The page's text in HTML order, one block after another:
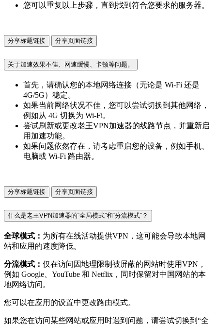
您可以重复以上步骤，直到找到符合您要求的服务器。
分享标题链接 分享页面链接
关于加速效果不佳、网速缓慢、卡顿等问题。
首先，请确认您的本地网络连接（无论是 Wi-Fi 还是
4G/5G）稳定。
如果当前网络状况不佳，您可以尝试切换到其他网络，
例如从 4G 切换为 Wi-Fi。
尝试刷新或更改老王VPN加速器的线路节点，并重新启
用加速功能。
如果问题依然存在，请考虑重启您的设备，例如手机、
电脑或 Wi-Fi 路由器。
分享标题链接 分享页面链接
什么是老王VPN加速器的“全局模式”和“分流模式”？
全球模式： 为所有在线活动提供VPN，这可能会导致本地网
站和应用的速度降低。
分流模式： 仅在访问因地理限制被屏蔽的网站时使用VPN，
例如 Google、YouTube 和 Netflix，同时保留对中国网站的本
地网络访问。
您可以在应用的设置中更改路由模式。
如果您在访问某些网站或应用时遇到问题，请尝试切换到“全